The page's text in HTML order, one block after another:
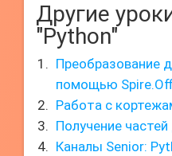
Другие
"Python"
Преобразование
помощью
Работа с
Получение
Каналы Senior: